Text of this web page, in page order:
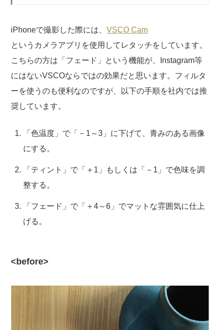
iPhoneで撮影した際には、VSCO Cam
というカメラアプリを使用してレタッチをしています。
こちらの方は「フェード」という機能が、Instagram等
にはないVSCOならではの効果だと思います。フィルタ
ーを使うのも便利なのですが、以下の手順を社内では推
奨しています。
「色温度」で「－1～3」に下げて、青みのある画像
にする。
「ティント」で「＋1」もしくは「－1」で色味を調
整する。
「フェード」で「＋4～6」でマットな雰囲気に仕上
げる。
<before>